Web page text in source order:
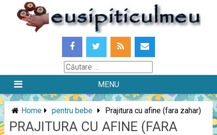
content
Căutare
MENU
Home pentru bebe Prajitura cu afine (fara zahar)
PRAJITURA CU AFINE (FARA